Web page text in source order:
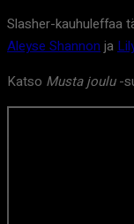
Slasher-kauhuleffaa
Aleyse Shannon ja
Katso Musta joulu-